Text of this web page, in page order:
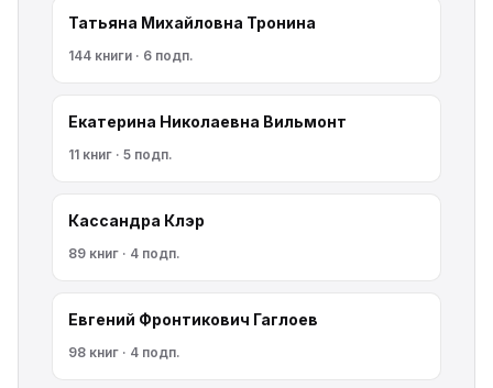
Татьяна Михайловна Тронина
144 книги · 6 подп.
Екатерина Николаевна Вильмонт
11 книг · 5 подп.
Кассандра Клэр
89 книг · 4 подп.
Евгений Фронтикович Гаглоев
98 книг · 4 подп.